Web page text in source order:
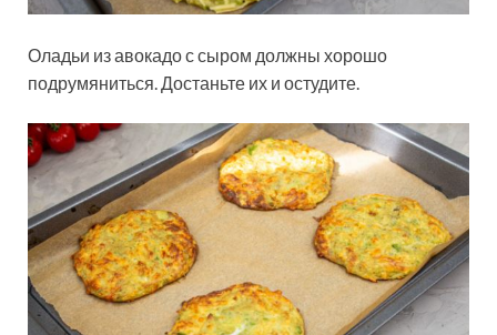
Оладьи из авокадо с сыром должны хорошо
подрумяниться. Достаньте их и остудите.